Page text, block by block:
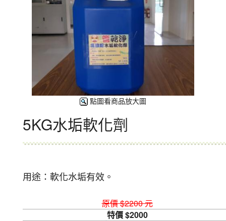
點圖看商品放大圖
5KG水垢軟化劑
用途：軟化水垢有效。
原價 $2200 元
特價 $2000